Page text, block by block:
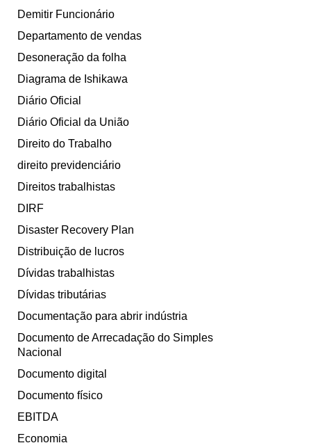
Demitir Funcionário
Departamento de vendas
Desoneração da folha
Diagrama de Ishikawa
Diário Oficial
Diário Oficial da União
Direito do Trabalho
direito previdenciário
Direitos trabalhistas
DIRF
Disaster Recovery Plan
Distribuição de lucros
Dívidas trabalhistas
Dívidas tributárias
Documentação para abrir indústria
Documento de Arrecadação do Simples
Nacional
Documento digital
Documento físico
EBITDA
Economia